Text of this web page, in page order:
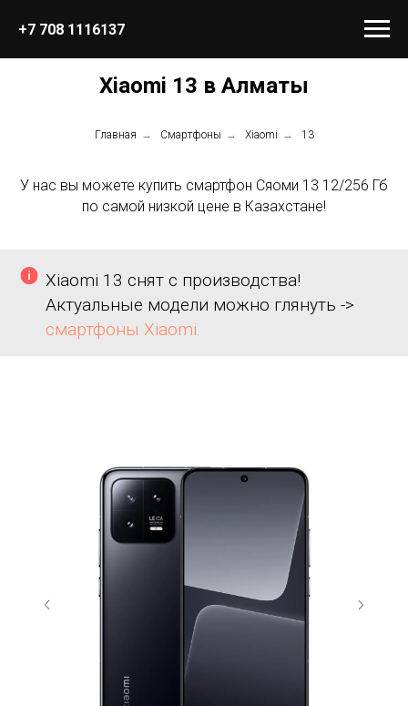
+7 708 1116137
Xiaomi 13 в Алматы
Главная → Смартфоны → Xiaomi → 13
У нас вы можете купить смартфон Сяоми 13 12/256 Гб
по самой низкой цене в Казахстане!
Xiaomi 13 снят с производства!
Актуальные модели можно глянуть ->
смартфоны Xiaomi.